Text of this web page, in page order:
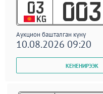
03
KG 003
Аукцион башталган күнү
10.08.2026 09:20